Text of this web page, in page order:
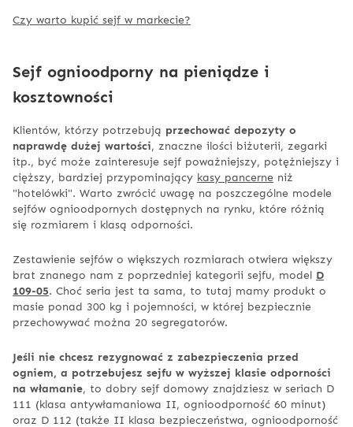
Czy warto kupić sejf w markecie?
Sejf ognioodporny na pieniądze i
kosztowności
Klientów, którzy potrzebują przechować depozyty o
naprawdę dużej wartości, znaczne ilości biżuterii, zegarki
itp., być może zainteresuje sejf poważniejszy, potężniejszy i
cięższy, bardziej przypominający kasy pancerne niż
"hotelówki". Warto zwrócić uwagę na poszczególne modele
sejfów ognioodpornych dostępnych na rynku, które różnią
się rozmiarem i klasą odporności.
Zestawienie sejfów o większych rozmiarach otwiera większy
brat znanego nam z poprzedniej kategorii sejfu, model D
109-05. Choć seria jest ta sama, to tutaj mamy produkt o
masie ponad 300 kg i pojemności, w której bezpiecznie
przechowywać można 20 segregatorów.
Jeśli nie chcesz rezygnować z zabezpieczenia przed
ogniem, a potrzebujesz sejfu w wyższej klasie odporności
na włamanie, to dobry sejf domowy znajdziesz w seriach D
111 (klasa antywłamaniowa II, ognioodporność 60 minut)
oraz D 112 (także II klasa bezpieczeństwa, ognioodporność